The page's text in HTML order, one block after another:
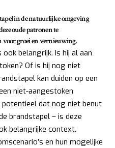
in de natuurlijke omgeving
oude patronen te
voor groei en vernieuwing.
belangrijk. Is hij al aan
Of is hij nog niet
kan duiden op een
niet-aangestoken
potentieel dat nog niet benut
brandstapel – is deze
belangrijke context.
en hun mogelijke